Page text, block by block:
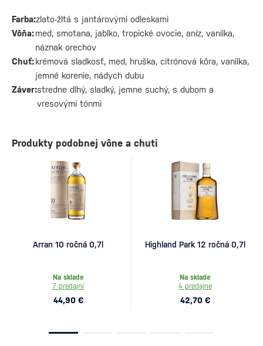
Farba:zlato-žltá s jantárovými odleskami
Vôňa:med, smotana, jablko, tropické ovocie, aníz, vanilka,
náznak orechov
Chuť:krémová sladkosť, med, hruška, citrónová kôra, vanilka,
jemné korenie, nádych dubu
Záver:stredne dlhý, sladký, jemne suchý, s dubom a
vresovými tónmi
Produkty podobnej vône a chuti
Arran 10 ročná 0,7l
Na sklade
7 predajní
44,90 €
Highland Park 12 ročná 0,7l
Na sklade
4 predajne
42,70 €